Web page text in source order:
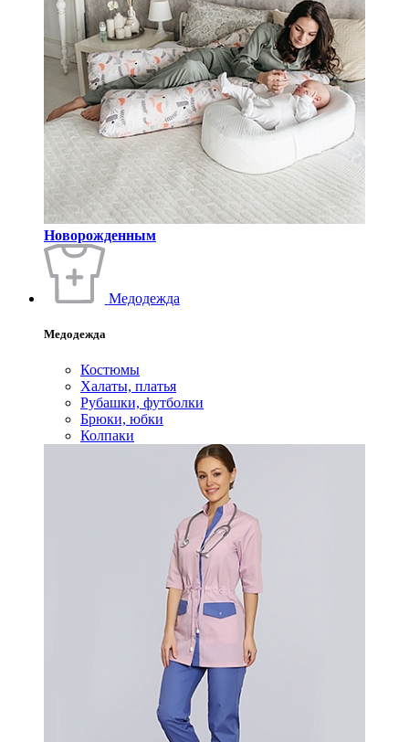
Новорожденным
Медодежда
Медодежда
Костюмы
Халаты, платья
Рубашки, футболки
Брюки, юбки
Колпаки